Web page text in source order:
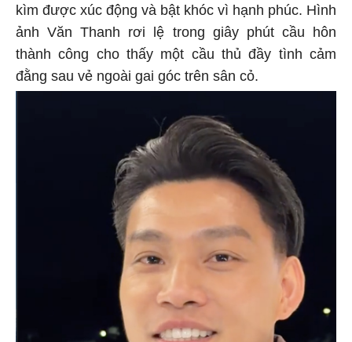
kìm được xúc động và bật khóc vì hạnh phúc. Hình
ảnh Văn Thanh rơi lệ trong giây phút cầu hôn
thành công cho thấy một cầu thủ đầy tình cảm
đằng sau vẻ ngoài gai góc trên sân cỏ.